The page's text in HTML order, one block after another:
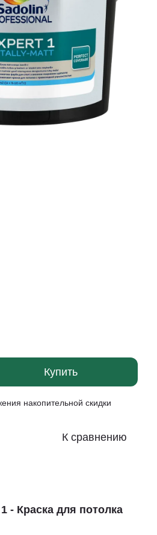
Купить
накопительной скидки
К сравнению
- Краска для потолка